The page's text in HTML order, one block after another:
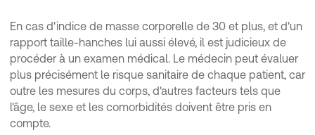
En cas d'indice de masse corporelle de 30 et plus, et d'un
rapport taille-hanches lui aussi élevé, il est judicieux de
procéder à un examen médical. Le médecin peut évaluer
plus précisément le risque sanitaire de chaque patient, car
outre les mesures du corps, d'autres facteurs tels que
l'âge, le sexe et les comorbidités doivent être pris en
compte.